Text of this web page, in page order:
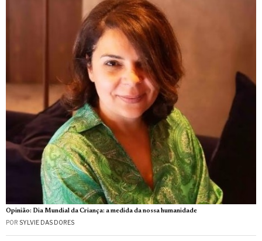
Opinião: Dia Mundial da Criança: a medida da nossa humanidade
POR SYLVIE DAS DORES